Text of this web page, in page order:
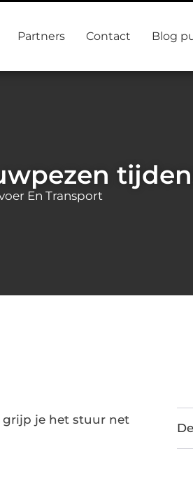
Partners Contact Blog
En Transport
grijp je het stuur net